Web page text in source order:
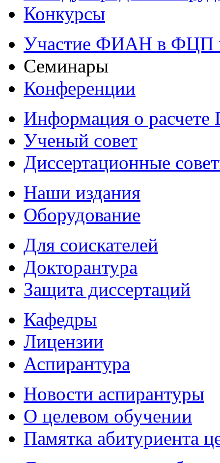
Конкурсы
Участие ФИАН в ФЦП
Семинары
Конференции
Информация о
Ученый совет
Диссертационные
Наши издания
Оборудование
Для соискателей
Докторантура
Защита диссертаций
Кафедры
Лицензии
Аспирантура
Новости аспирантуры
О целевом обучении
Памятка абитуриента